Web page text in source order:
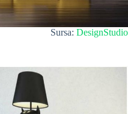
Sursa: DesignStudio